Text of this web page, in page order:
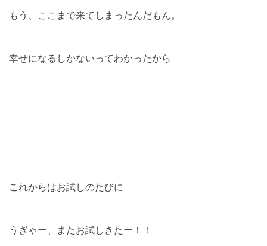
もう、ここまで来てしまったんだもん。
幸せになるしかないってわかったから
これからはお試しのたびに
うぎゃー、またお試しきたー！！